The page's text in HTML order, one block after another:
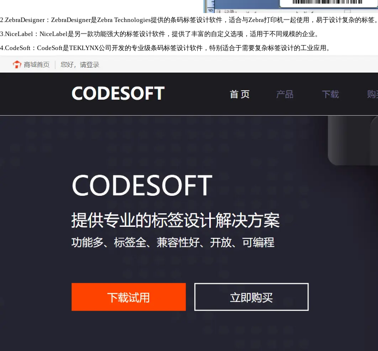
2.ZebraDesigner：ZebraDesigner是Zebra Technologies提供的条码标签设计软件，适合与Zebra打印机一起使用，易于设计复杂的标签。
3.NiceLabel ：NiceLabel是另一款功能强大的标签设计软件 ，提供了丰富的自定义选项，适用于不同规模的企业。
4.CodeSoft ：CodeSoft是TEKLYNX公司开发的专业级条码标签设计软件，特别适合于需要复杂标签设计的工业应用。